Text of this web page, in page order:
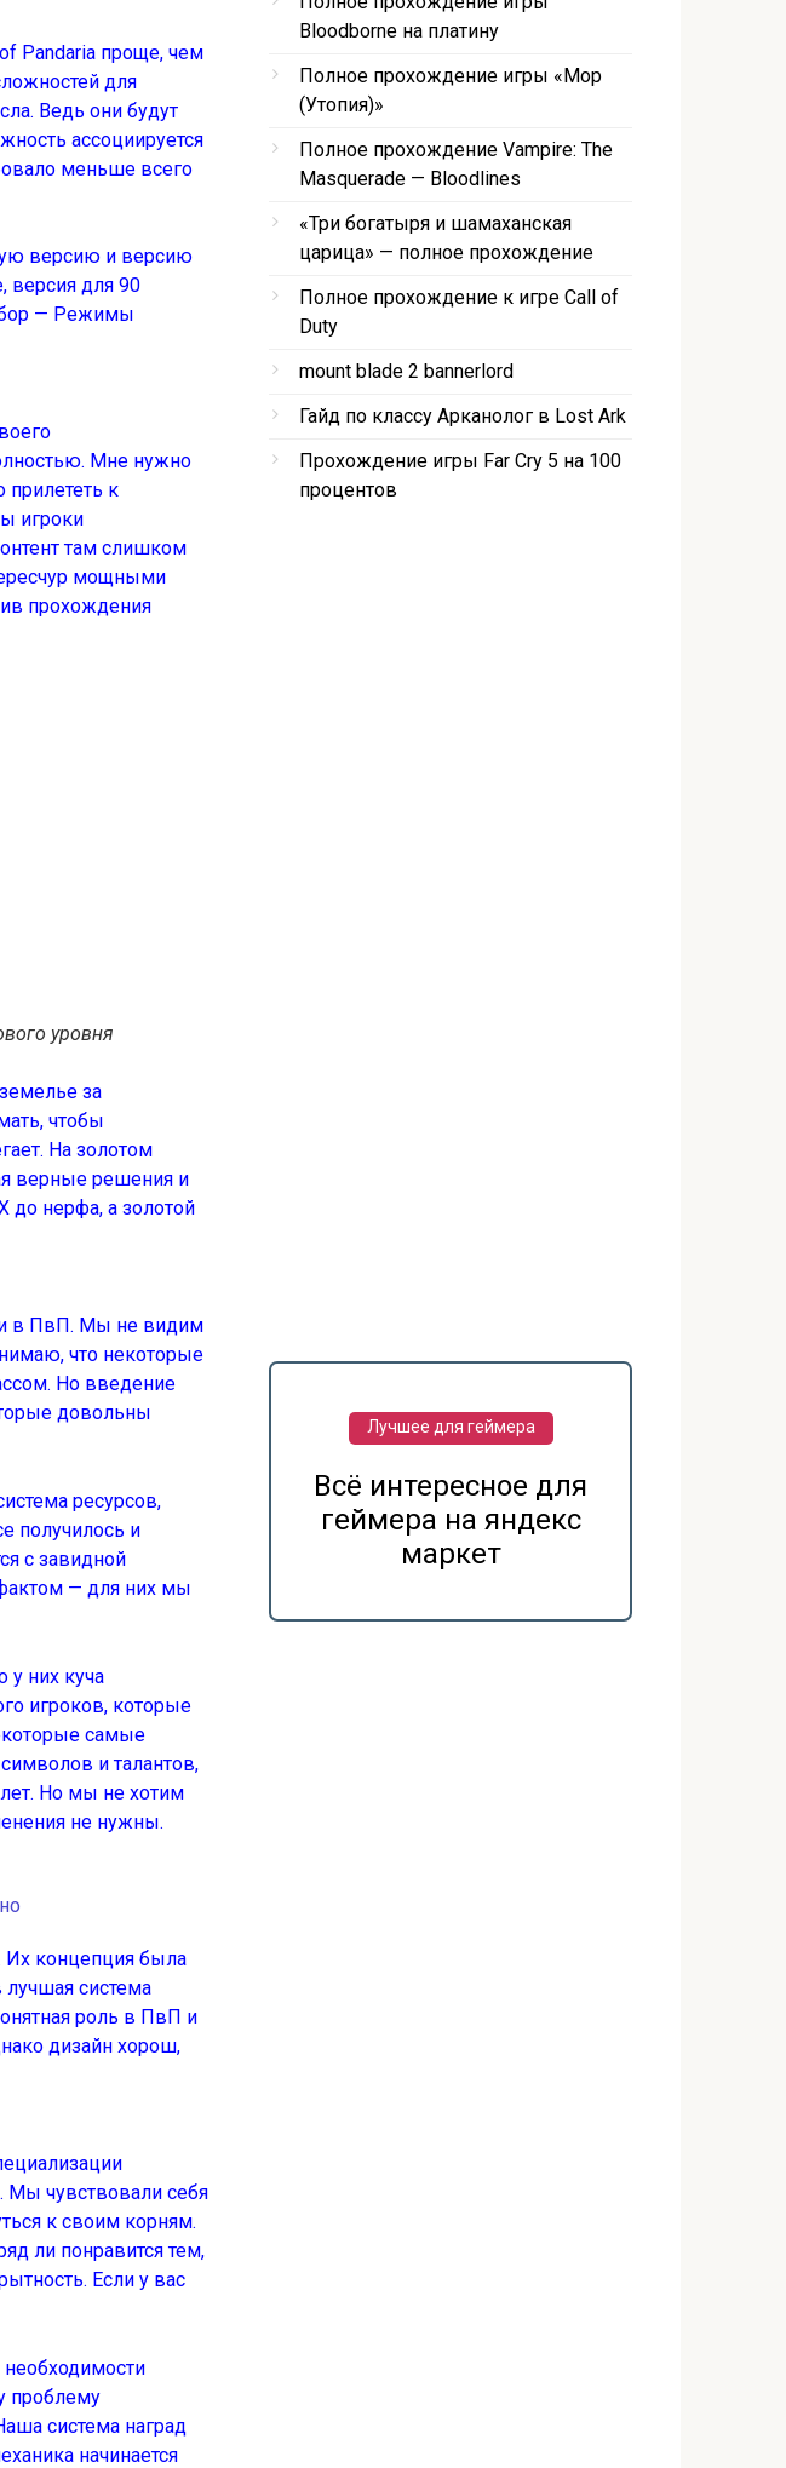
Pandaria проще, чем
для
Ведь они будут
ассоциируется
меньше всего
версию и версию
версия для 90
— Режимы
Мне нужно
к
игроки
там слишком
мощными
прохождения
уровня
за
чтобы
На золотом
верные решения и
нерфа, а золотой
и в ПвП. Мы не видим
что некоторые
Но введение
довольны
ресурсов,
получилось и
с завидной
— для них мы
у них куча
игроков, которые
самые
и талантов,
лет. Но мы не хотим
не нужны.
Их концепция была
лучшая система
роль в ПвП и
дизайн хорош,
Мы чувствовали себя
к своим корням.
ли понравится тем,
Если у вас
проблему
система наград
начинается
Bloodborne на платину
Полное прохождение игры «Мор
(Утопия)»
Полное прохождение Vampire: The
Masquerade — Bloodlines
«Три богатыря и шамаханская
царица» — полное прохождение
Полное прохождение к игре Call of
Duty
mount blade 2 bannerlord
Гайд по классу Арканолог в Lost Ark
Прохождение игры Far Cry 5 на 100
процентов
Лучшее для геймера
Всё интересное для
геймера на яндекс
маркет